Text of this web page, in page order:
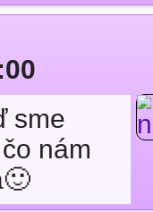
sme
nám